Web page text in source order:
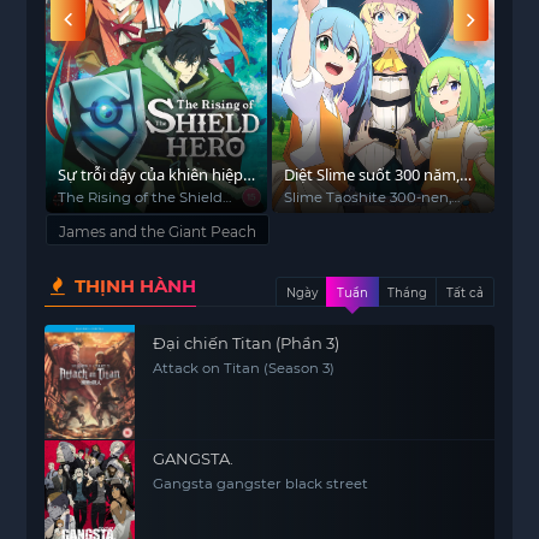
Sự trỗi dậy của khiên hiệp
sĩ (Phần 1)
The Rising of the Shield
Hero (Season 1)
Diệt Slime suốt 300 năm,
tôi level MAX lúc nào chẳng
Slime Taoshite 300-nen,
James and the Giant Peach
THỊNH HÀNH Ngày Tuần Tháng Tất cả
Đại chiến Titan (Phần 3)
Attack on Titan (Season 3)
GANGSTA.
Gangsta gangster black street